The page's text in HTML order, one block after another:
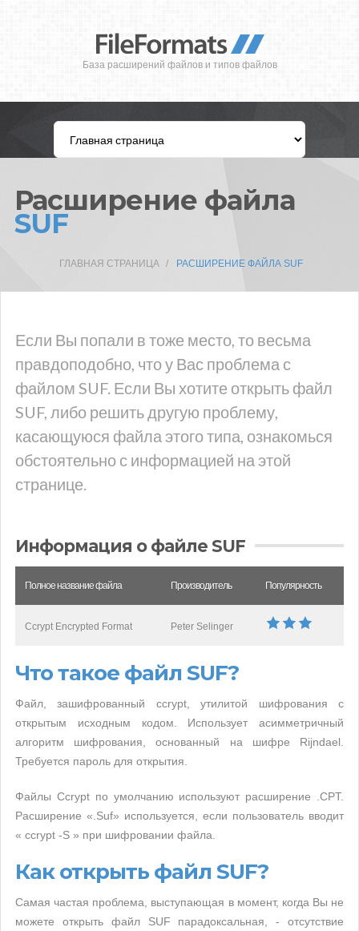
База расширений файлов и типов файлов
Расширение файла
SUF
ГЛАВНАЯ СТРАНИЦА РАСШИРЕНИЕ ФАЙЛА SUF
Если Вы попали в тоже место, то весьма
правдоподобно, что у Вас проблема с
файлом SUF. Если Вы хотите открыть файл
SUF, либо решить другую проблему,
касающуюся файла этого типа, ознакомься
обстоятельно с информацией на этой
странице.
Информация о файле SUF
Полное название файла Производитель Популярность
Ccrypt Encrypted Format Peter Selinger
Что такое файл SUF?
Файл, зашифрованный ccrypt, утилитой шифрования с
открытым исходным кодом. Использует асимметричный
алгоритм шифрования, основанный на шифре Rijndael.
Требуется пароль для открытия.
Файлы Ccrypt по умолчанию используют расширение .CPT.
Расширение «.Suf» используется, если пользователь вводит
« ccrypt -S » при шифровании файла.
Как открыть файл SUF?
Самая частая проблема, выступающая в момент, когда Вы не
можете открыть файл SUF парадоксальная, - отсутствие